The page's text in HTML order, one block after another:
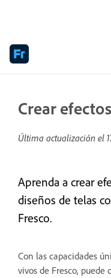
Crear
Última actualización el
Aprenda a crear
diseños de telas
Fresco.
Con las capacidades
vivos de Fresco,